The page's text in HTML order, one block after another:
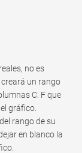
no es
un rango
C: F que
gráfico.
rango de su
en blanco la